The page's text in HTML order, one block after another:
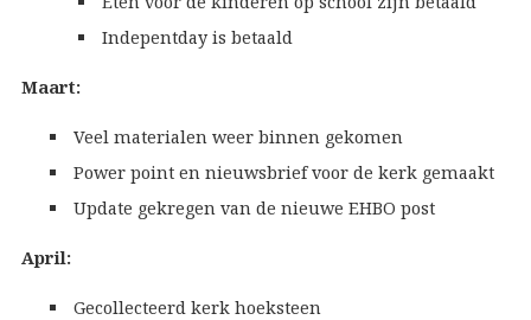
Indepentday is betaald
Maart:
Veel materialen weer binnen gekomen
Power point en nieuwsbrief voor de kerk gemaakt
Update gekregen van de nieuwe EHBO post
April:
Gecollecteerd kerk hoeksteen